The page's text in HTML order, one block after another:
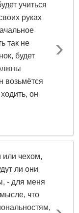
учиться
руках
так не
будет
возьмётся
он
или чехом,
ли они
- для меня
что